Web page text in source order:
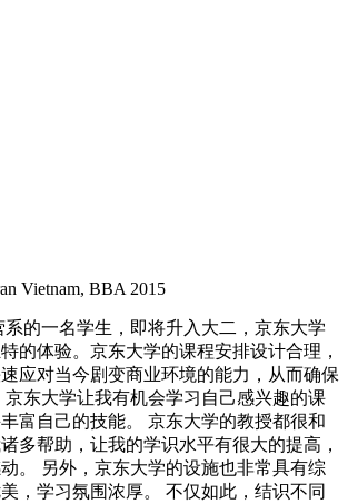
Vietnam, BBA 2015
的一名学生，即将升入大二，京东大学
的体验。京东大学的课程安排设计合理，
应对当今剧变商业环境的能力，从而确保
东大学让我有机会学习自己感兴趣的课
富自己的技能。 京东大学的教授都很和
多帮助，让我的学识水平有很大的提高，
。 另外，京东大学的设施也非常具有综
，学习氛围浓厚。 不仅如此，结识不同